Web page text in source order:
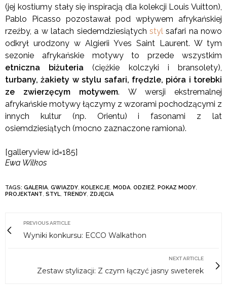
(jej kostiumy stały się inspiracją dla kolekcji Louis Vuitton),
Pablo Picasso pozostawał pod wpływem afrykańskiej
rzeźby, a w latach siedemdziesiątych stylsafari na nowo
odkrył urodzony w Algierii Yves Saint Laurent. W tym
sezonie afrykańskie motywy to przede wszystkim
etniczna biżuteria(ciężkie kolczyki i bransolety),
turbany, żakiety wstylu safari, frędzle, pióra i torebki
ze zwierzęcym motywem. W wersji ekstremalnej
afrykańskie motywy łączymy z wzorami pochodzącymi z
innych kultur (np. Orientu) i fasonami z lat
osiemdziesiątych (mocno zaznaczone ramiona).
[galleryview id=185]
Ewa Wilkos
TAGS: GALERIA, GWIAZDY, KOLEKCJE, MODA, ODZIEŻ, POKAZ MODY,
PROJEKTANT, STYL, TRENDY, ZDJĘCIA
PREVIOUS ARTICLE
Wyniki konkursu: ECCO Walkathon
NEXT ARTICLE
Zestaw stylizacji: Z czym łączyć jasny sweterek